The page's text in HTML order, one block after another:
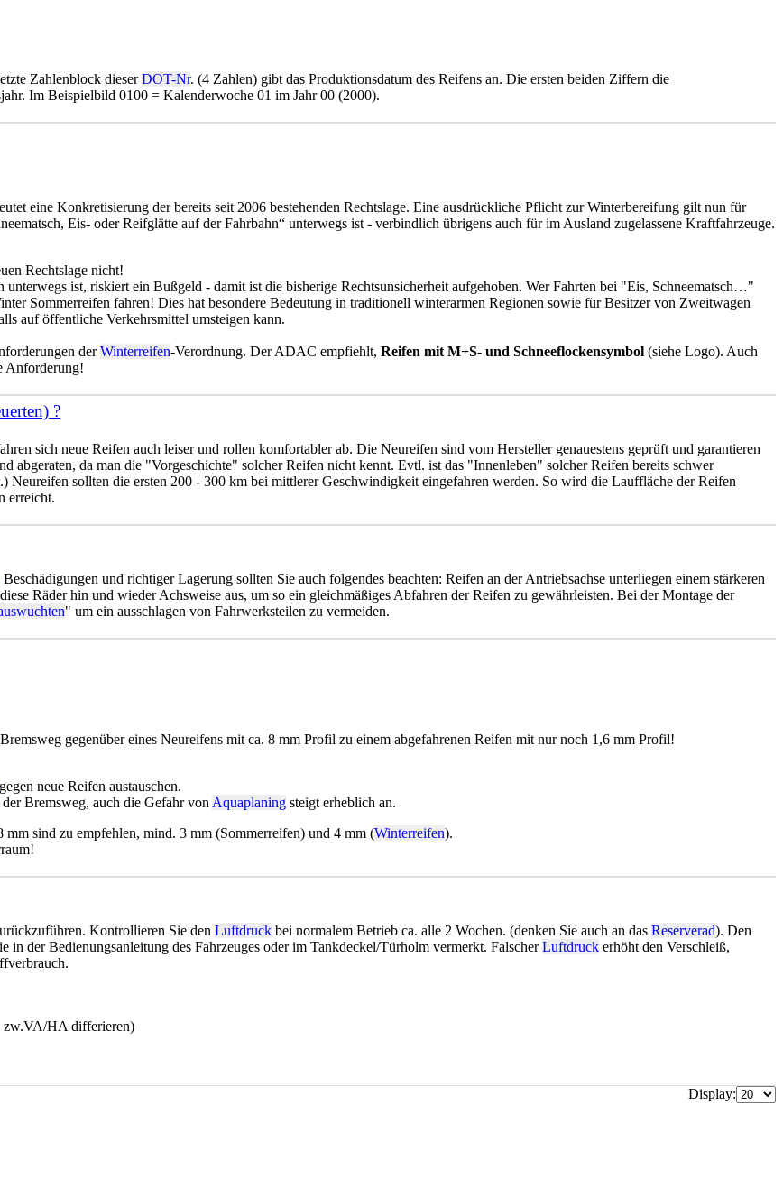
Zahlenblock dieserDOT-Nr. (4 Zahlen) gibt das Produktionsdatum des Reifens an. Die ersten beiden Ziffern die
Im Beispielbild 0100 = Kalenderwoche 01 im Jahr 00 (2000).
eine Konkretisierung der bereits seit 2006 bestehenden Rechtslage. Eine ausdrückliche Pflicht zur Winterbereifung gilt nun für
Eis- oder Reifglätte auf der Fahrbahn“ unterwegs ist - verbindlich übrigens auch für im Ausland zugelassene Kraftfahrzeuge.
Rechtslage nicht!
ist, riskiert ein Bußgeld - damit ist die bisherige Rechtsunsicherheit aufgehoben. Wer Fahrten bei "Eis, Schneematsch…"
Sommerreifen fahren! Dies hat besondere Bedeutung in traditionell winterarmen Regionen sowie für Besitzer von Zweitwagen
auf öffentliche Verkehrsmittel umsteigen kann.
derWinterreifen-Verordnung. Der ADAC empfiehlt, Reifen mit M+S- und Schneeflockensymbol (siehe Logo). Auch
Anforderung!
?
sich neue Reifen auch leiser und rollen komfortabler ab. Die Neureifen sind vom Hersteller genauestens geprüft und garantieren
abgeraten, da man die "Vorgeschichte" solcher Reifen nicht kennt. Evtl. ist das "Innenleben" solcher Reifen bereits schwer
Neureifen sollten die ersten 200 - 300 km bei mittlerer Geschwindigkeit eingefahren werden. So wird die Lauffläche der Reifen
erreicht.
Beschädigungen und richtiger Lagerung sollten Sie auch folgendes beachten: Reifen an der Antriebsachse unterliegen einem stärkeren
Räder hin und wieder Achsweise aus, um so ein gleichmäßiges Abfahren der Reifen zu gewährleisten. Bei der Montage der
" um ein ausschlagen von Fahrwerksteilen zu vermeiden.
gegenüber eines Neureifens mit ca. 8 mm Profil zu einem abgefahrenen Reifen mit nur noch 1,6 mm Profil!
gegen neue Reifen austauschen.
Bremsweg, auch die Gefahr von Aquaplaning steigt erheblich an.
mm sind zu empfehlen, mind. 3 mm (Sommerreifen) und 4 mm (Winterreifen).
Kontrollieren Sie den Luftdruck bei normalem Betrieb ca. alle 2 Wochen. (denken Sie auch an das Reserverad). Den
in der Bedienungsanleitung des Fahrzeuges oder im Tankdeckel/Türholm vermerkt. FalscherLuftdruck erhöht den Verschleiß,
zw.VA/HA differieren)
Display: